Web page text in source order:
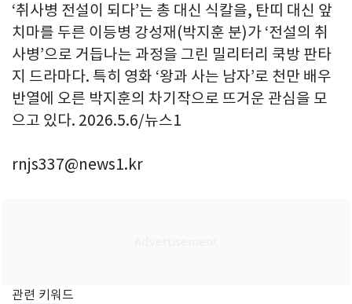
‘취사병 전설이 되다’는 총 대신 식칼을, 탄띠 대신 앞
치마를 두른 이등병 강성재(박지훈 분)가 ‘전설의 취
사병’으로 거듭나는 과정을 그린 밀리터리 쿡방 판타
지 드라마다. 특히 영화 ‘왕과 사는 남자’로 천만 배우
반열에 오른 박지훈의 차기작으로 뜨거운 관심을 모
으고 있다. 2026.5.6/뉴스1
rnjs337@news1.kr
관련 키워드